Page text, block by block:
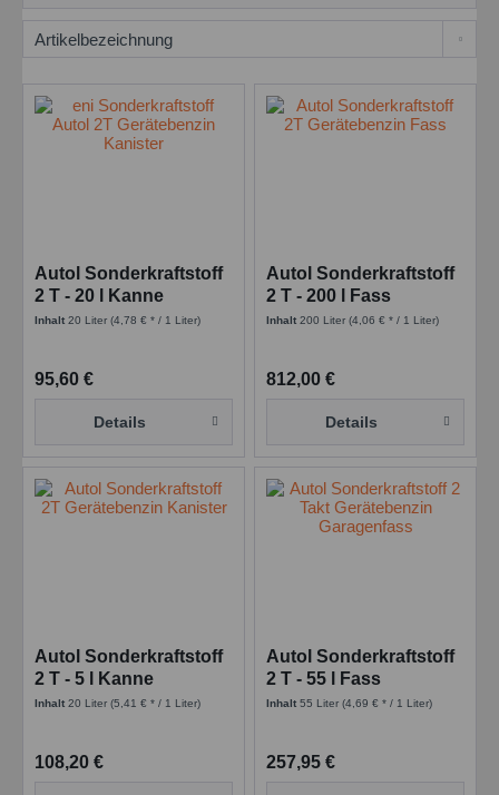
Autol Sonderkraftstoff
2 T - 20 l Kanne
Inhalt20 Liter(4,78 € * / 1 Liter)
95,60 €
Details
Autol Sonderkraftstoff
2 T - 200 l Fass
Inhalt200 Liter(4,06 € * / 1 Liter)
812,00 €
Details
Autol Sonderkraftstoff
2 T - 5 l Kanne
Inhalt20 Liter(5,41 € * / 1 Liter)
108,20 €
Autol Sonderkraftstoff
2 T - 55 l Fass
Inhalt55 Liter(4,69 € * / 1 Liter)
257,95 €